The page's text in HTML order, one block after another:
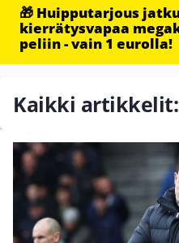
🎁 Huipputarjous
kierrätysvapaa
peliin - vain 1 eurolla!
Kaikki artikkelit: